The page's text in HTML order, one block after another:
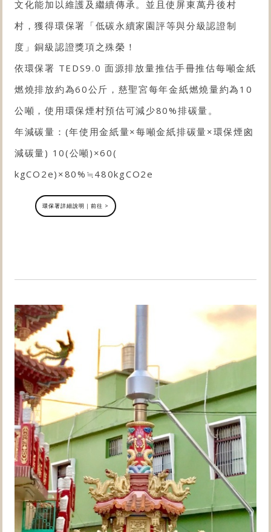
文化能加以維護及繼續傳承。並且使屏東萬丹後村
村，獲得環保署「低碳永續家園評等與分級認證制
度 」銅級認證獎項之殊榮！
依環保署 TEDS9.0 面源排放量推估手冊推估每噸金紙
燃燒排放約為60公斤，慈聖宮每年金紙燃燒量約為10
公噸，使用環保煙村預估可減少80%排碳量。
年減碳量：(年使用金紙量×每噸金紙排碳量×環保煙囪
減碳量) 10(公噸)×60(
kgCO2e)×80%≒480kgCO2e
環保署詳細說明｜前往 >